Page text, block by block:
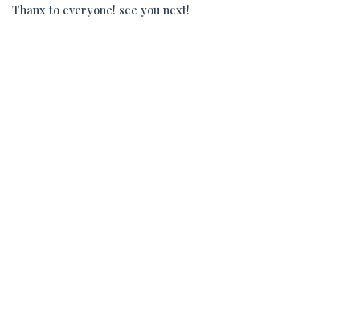
Thanx to everyone! see you next!